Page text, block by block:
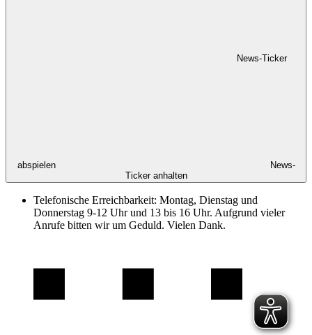
News-Ticker
abspielen
News-
Ticker anhalten
Telefonische Erreichbarkeit: Montag, Dienstag und
Donnerstag 9-12 Uhr und 13 bis 16 Uhr. Aufgrund vieler
Anrufe bitten wir um Geduld. Vielen Dank.